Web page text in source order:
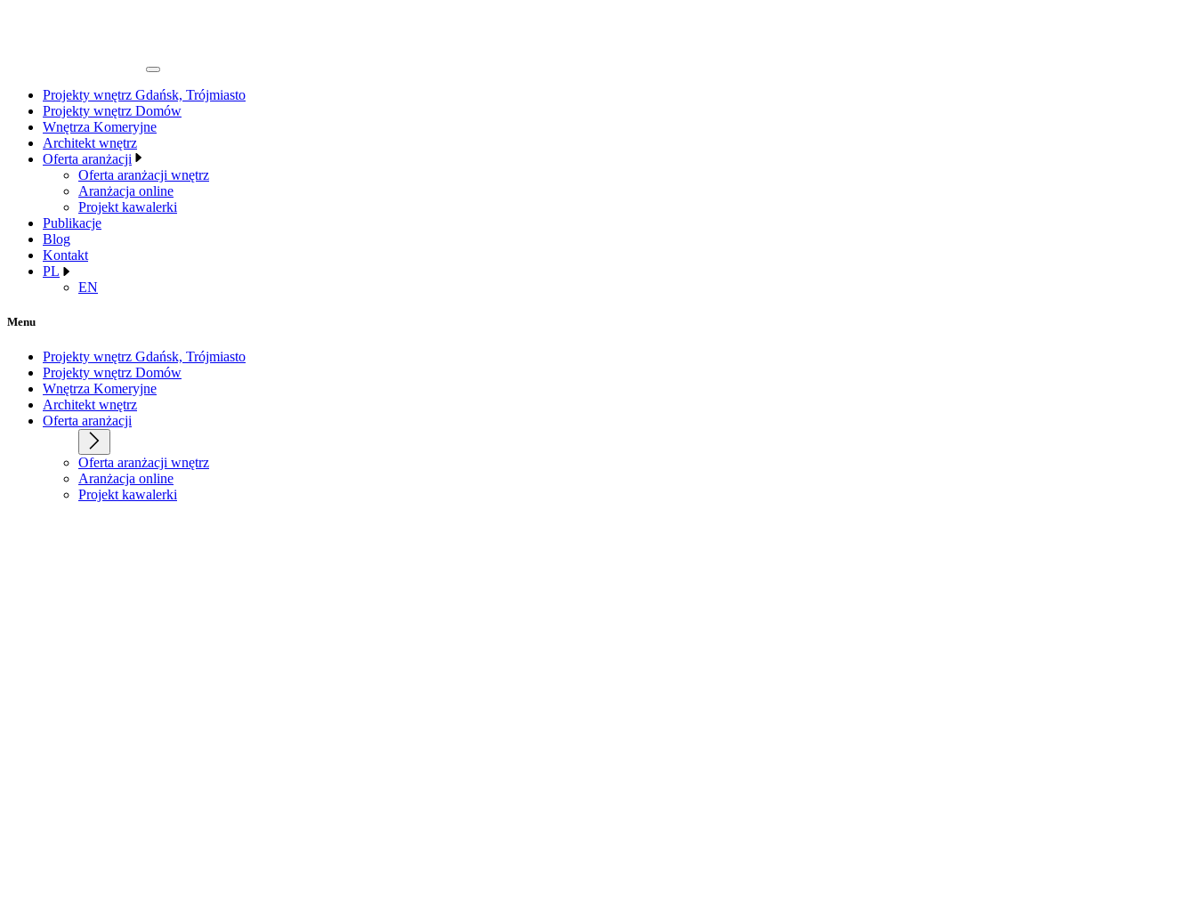
Projekty wnętrz Gdańsk, Trójmiasto
Projekty wnętrz Domów
Wnętrza Komeryjne
Architekt wnętrz
Oferta aranżacji
Oferta aranżacji wnętrz
Aranżacja online
Projekt kawalerki
Publikacje
Blog
Kontakt
PL
EN
Menu
Projekty wnętrz Gdańsk, Trójmiasto
Projekty wnętrz Domów
Wnętrza Komeryjne
Architekt wnętrz
Oferta aranżacji
Oferta aranżacji wnętrz
Aranżacja online
Projekt kawalerki